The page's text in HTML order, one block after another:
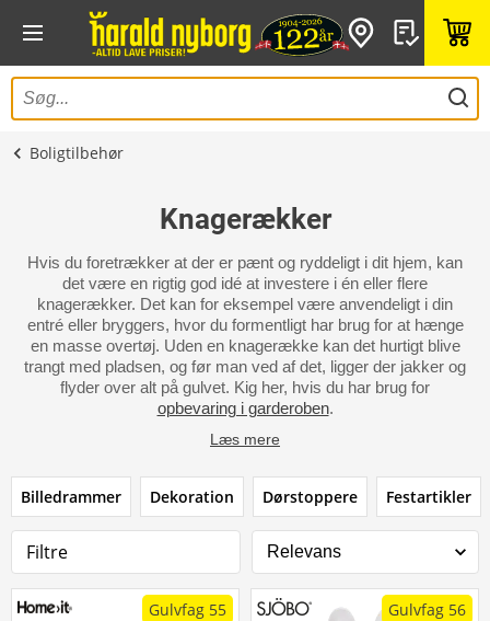
Boligtilbehør
Knagerækker
Hvis du foretrækker at der er pænt og ryddeligt i dit hjem, kan
det være en rigtig god idé at investere i én eller flere
knagerækker. Det kan for eksempel være anvendeligt i din
entré eller bryggers, hvor du formentligt har brug for at hænge
en masse overtøj. Uden en knagerække kan det hurtigt blive
trangt med pladsen, og før man ved af det, ligger der jakker og
flyder over alt på gulvet. Kig her, hvis du har brug for
opbevaring i garderoben.
Læs mere
Billedrammer Dekoration Dørstoppere Festartikler
Filtre
Gulvfag 55 Gulvfag 56